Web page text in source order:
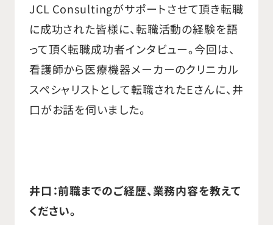
割などを学びました。 その後、専門性
の高い企業での仕事に憧れ、外資系
医療機器メーカーであるボストン・サ
イエンティフィック ジャパン株式会
社に入社し、脳血管内治療、四肢末梢
の血管内治療、人工血管などの営業
ました。 2005年、以前より大変お世話
になった方よりお誘い頂き、外資系医
JCL Consultingがサポートさせて頂き転職
に成功された皆様に、転職活動の経験を語
って頂く転職成功者インタビュー。今回は、
看護師から医療機器メーカーのクリニカル
スペシャリストとして転職されたEさんに、井
口がお話を伺いました。
井口：前職までのご経歴、業務内容を教えて
ください。